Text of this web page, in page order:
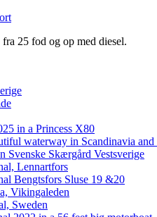
25 fod og op med diesel.
in a Princess X80
waterway in Scandinavia
Svenske Skærgård Vestsverige
Lennartfors
Bengtsfors Sluse 19 &20
Vikingaleden
Sweden